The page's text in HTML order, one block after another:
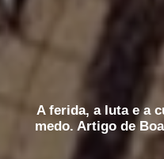
A ferida, a luta e a
medo. Artigo de